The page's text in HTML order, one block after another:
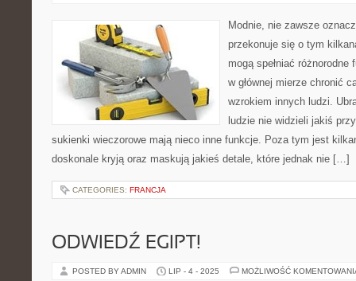
Modnie, nie zawsze
przekonuje się o tym
mogą spełniać
w głównej mierze chronić
wzrokiem innych ludzi.
ludzie nie widzieli jakiś
sukienki wieczorowe mają nieco inne funkcje. Poza tym jest
doskonale kryją oraz maskują jakieś detale, które jednak nie […]
CATEGORIES: FRANCJA
ODWIEDŹ EGIPT!
POSTED BY ADMIN LIP - 4 - 2025 MOŻLIWOŚĆ